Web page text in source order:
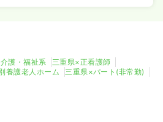
護・福祉系
三重県×正看護師
養護老人ホーム
三重県×パート(非常勤)